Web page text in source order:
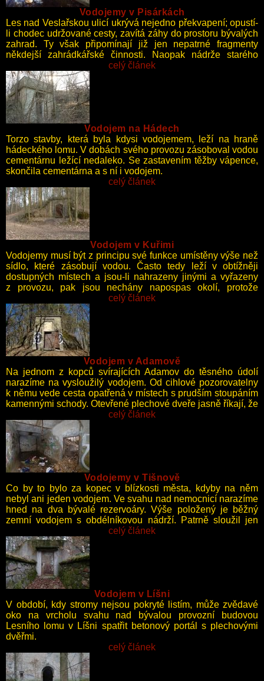
Vodojemy v Pisárkách
Les nad Veslařskou ulicí ukrývá nejedno překvapení; opustí-
li chodec udržované cesty, zavítá záhy do prostoru bývalých
zahrad. Ty však připomínají již jen nepatrné fragmenty
někdejší zahrádkářské činnosti. Naopak nádrže starého
vodojemu přehlédnout nelze, vstupní otvory přímo bijí do očí.
celý článek
Vodojem na Hádech
Torzo stavby, která byla kdysi vodojemem, leží na hraně
hádeckého lomu. V dobách svého provozu zásoboval vodou
cementárnu ležící nedaleko. Se zastavením těžby vápence,
skončila cementárna a s ní i vodojem.
celý článek
Vodojem v Kuřimi
Vodojemy musí být z principu své funkce umístěny výše než
sídlo, které zásobují vodou. Často tedy leží v obtížněji
dostupných místech a jsou-li nahrazeny jinými a vyřazeny
z provozu, pak jsou nechány napospas okolí, protože
demolice by byla příliš nákladná. Díky tomu se stávají
vděčnými cíli výprav za Kafélankou.
celý článek
Vodojem v Adamově
Na jednom z kopců svírajících Adamov do těsného údolí
narazíme na vysloužilý vodojem. Od cihlové pozorovatelny
k němu vede cesta opatřená v místech s prudším stoupáním
kamennými schody. Otevřené plechové dveře jasně říkají, že
vodojem už není v provozu a zvou průzkumníka dál. Pod
vstupní předsíňkou je armaturní komora určená k řízení
vodojemu. Kruhová nádrž je překryta skořepinovým stropem
s větracím komínem ve vrcholu a stěny jsou popsány hesly
připomínající Vonty a Stínadla – opuštěný vodojem zřejmě
nahrazoval v romantických představách dramatické scény
z knih Jaroslava Foglara. K nezbytnému vybavení naopak
patří odběrné potrubí se sacím košem, bezpečnostní přeliv
a plnicí potrubí.
celý článek
Vodojemy v Tišnově
Co by to bylo za kopec v blízkosti města, kdyby na něm
nebyl ani jeden vodojem. Ve svahu nad nemocnicí narazíme
hned na dva bývalé rezervoáry. Výše položený je běžný
zemní vodojem s obdélníkovou nádrží. Patrně sloužil jen
jako vyrovnávací – do nádrže vede jen jedna trubka, ta
mohla vodu v době snížené spotřeby přivádět a během
zvýšené spotřeby dotovat vodovodní řad. Přeliv, který
zabraňoval přeplnění vodojemu, ústí do vstupní šachty a je
zároveň jedinou možností jak se dostat do nádrže. Bohužel
jeho rozměry činí tento záměr značně obtížným.
celý článek
Vodojem v Líšni
V období, kdy stromy nejsou pokryté listím, může zvědavé
oko na vrcholu svahu nad bývalou provozní budovou
Lesního lomu v Líšni spatřit betonový portál s plechovými
dvěřmi.
celý článek